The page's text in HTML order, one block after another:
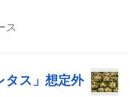
ス
タス」想定外